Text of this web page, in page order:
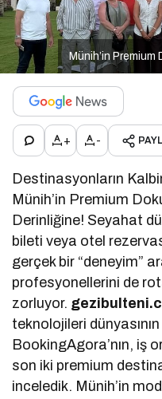
Münih’in Premium
+ -
Destinasyonların
Münih’in Premium
Derinliğine! Seyahat
bileti veya otel
gerçek bir “deneyim”
profesyonellerini de
zorluyor.
teknolojileri
BookingAgora’nın, iş
son iki premium
inceledik. Münih’in